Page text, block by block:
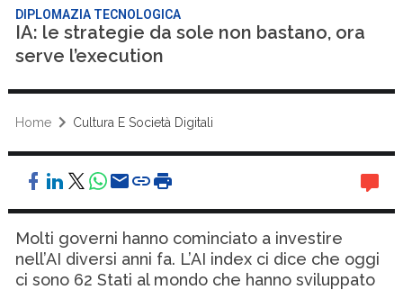
DIPLOMAZIA TECNOLOGICA
IA: le strategie da sole non bastano, ora
serve l’execution
Home Cultura E Società Digitali
Molti governi hanno cominciato a investire
nell’AI diversi anni fa. L’AI index ci dice che oggi
ci sono 62 Stati al mondo che hanno sviluppato